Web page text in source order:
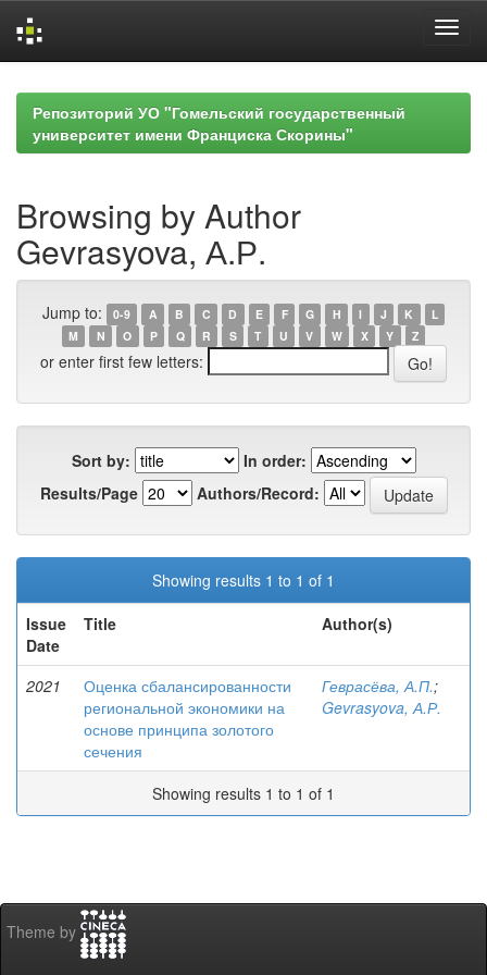
navigationРепозиторий УО "Гомельский государственный
университет имени Франциска Скорины"
Browsing by Author
Gevrasyova, А.Р.
Jump to: 0-9 A B C D E F G H I J K
L
M
N O P Q R S T U V W X Y Z
or enter first few letters:
Sort by:
In order:
Results/Page
Authors/Record:
Showing results 1 to 1 of 1
Issue
Date
Title Author(s)
2021
Оценка сбалансированности
региональной экономики на
основе принципа золотого
сечения
Геврасёва, А.П.;
Gevrasyova, А.Р.
Showing results 1 to 1 of 1
Theme by